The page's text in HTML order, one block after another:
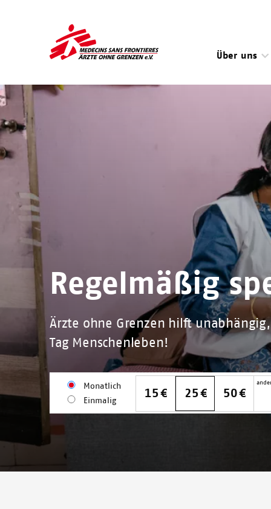
Über uns
Regelmäßig
Ärzte ohne Grenzen hilft
Tag Menschenleben!
Monatlich
Einmalig
Spendenbetrag
Spende
wird
Hilfe
Donation amount monthly
15 25 50